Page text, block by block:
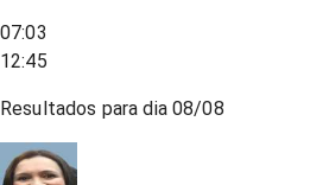
07:03
12:45
Resultados para dia08/08